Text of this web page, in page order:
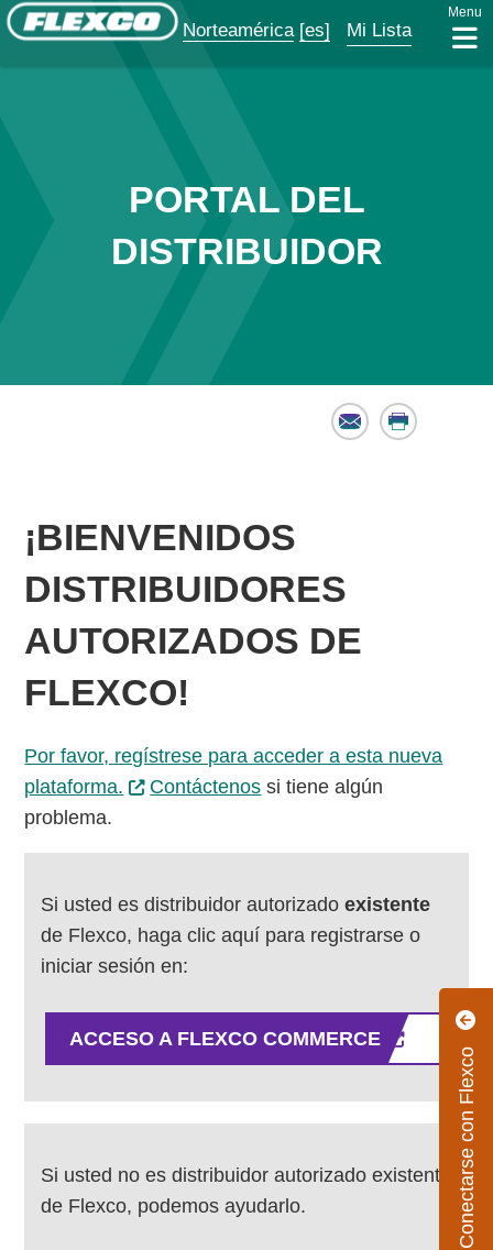
Norteamérica [es] Mi Lista
Menu
Conectarse con Flexco
PORTAL DEL
DISTRIBUIDOR
Email Print
¡BIENVENIDOS
DISTRIBUIDORES
AUTORIZADOS DE
FLEXCO!
Por favor, regístrese para acceder a esta nueva
plataforma.
Contáctenos si tiene algún
problema.
Si usted es distribuidor autorizadoexistente
de Flexco, haga clic aquí para registrarse o
iniciar sesión en:
ACCESO A FLEXCO COMMERCE
Si usted no es distribuidor autorizado existente
de Flexco, podemos ayudarlo.